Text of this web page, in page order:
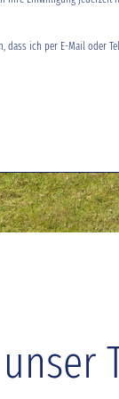
dass ich per E-Mail oder